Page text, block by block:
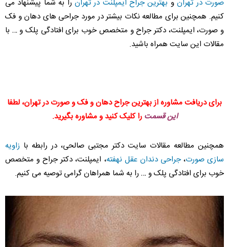
صورت در تهرانو بهترین جراح ایمپلنت در تهران را به شما پیشنهاد می
کنیم. همچنین برای مطالعه نکات بیشتر در مورد جراحی های دهان و فک
و صورت، ایمپلنت، دکتر جراح و متخصص خوب برای افتادگی پلک و … با
مقالات این سایت همراه باشید.
برای دریافت مشاوره از بهترین جراح دهان و فک و صورت در تهران، لطفا
این قسمت را کلیک کنید و مشاوره بگیرید.
همچنین مطالعه مقالات سایت دکتر مجتبی صالحی، در رابطه با زاویه
سازی صورت،جراحی دندان عقل نهفته، ایمپلنت، دکتر جراح و متخصص
خوب برای افتادگی پلک و … را به شما همراهان گرامی توصیه می کنیم.